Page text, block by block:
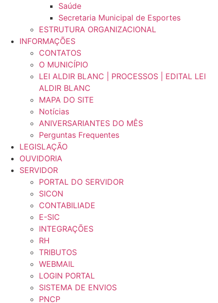
Saúde
Secretaria Municipal de Esportes
ESTRUTURA ORGANIZACIONAL
INFORMAÇÕES
CONTATOS
O MUNICÍPIO
LEI ALDIR BLANC | PROCESSOS | EDITAL LEI
ALDIR BLANC
MAPA DO SITE
Notícias
ANIVERSARIANTES DO MÊS
Perguntas Frequentes
LEGISLAÇÃO
OUVIDORIA
SERVIDOR
PORTAL DO SERVIDOR
SICON
CONTABILIADE
E-SIC
INTEGRAÇÕES
RH
TRIBUTOS
WEBMAIL
LOGIN PORTAL
SISTEMA DE ENVIOS
PNCP